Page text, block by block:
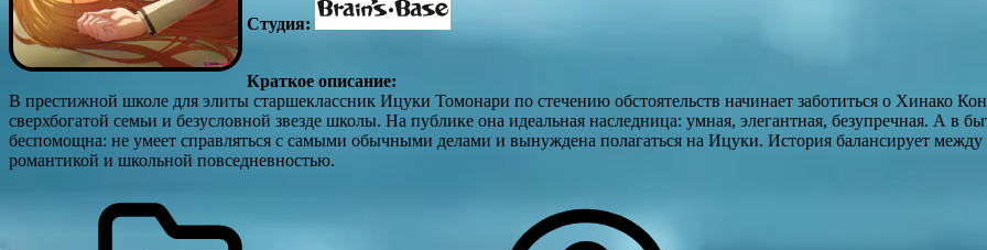
Студия:
Краткое описание:
В престижной школе для элиты старшеклассник Ицуки Томонари по стечению обстоятельств начинает заботиться о Хинако
сверхбогатой семьи и безусловной звезде школы. На публике она идеальная наследница: умная, элегантная, безупречная. А в
беспомощна: не умеет справляться с самыми обычными делами и вынуждена полагаться на Ицуки. История балансирует между
романтикой и школьной повседневностью.